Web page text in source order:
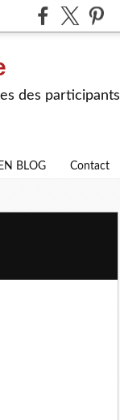
des participants
BLOG Contact